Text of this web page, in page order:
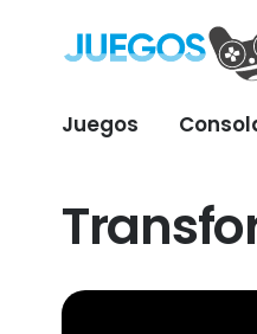
Juegos